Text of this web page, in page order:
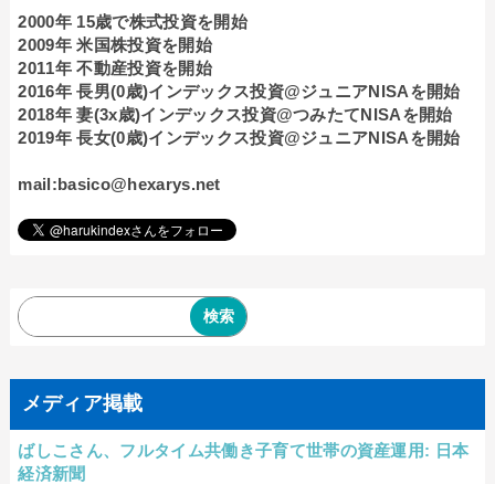
2000年 15歳で株式投資を開始
2009年 米国株投資を開始
2011年 不動産投資を開始
2016年 長男(0歳)インデックス投資@ジュニアNISAを開始
2018年 妻(3x歳)インデックス投資@つみたてNISAを開始
2019年 長女(0歳)インデックス投資@ジュニアNISAを開始
mail:basico@hexarys.net
メディア掲載
ばしこさん、フルタイム共働き子育て世帯の資産運用: 日本
経済新聞